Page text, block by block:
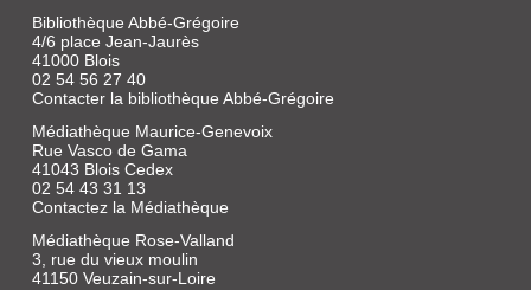
Bibliothèque Abbé-Grégoire
4/6 place Jean-Jaurès
41000 Blois
02 54 56 27 40
Contacter la bibliothèque Abbé-Grégoire
Médiathèque Maurice-Genevoix
Rue Vasco de Gama
41043 Blois Cedex
02 54 43 31 13
Contactez la Médiathèque
Médiathèque Rose-Valland
3, rue du vieux moulin
41150 Veuzain-sur-Loire